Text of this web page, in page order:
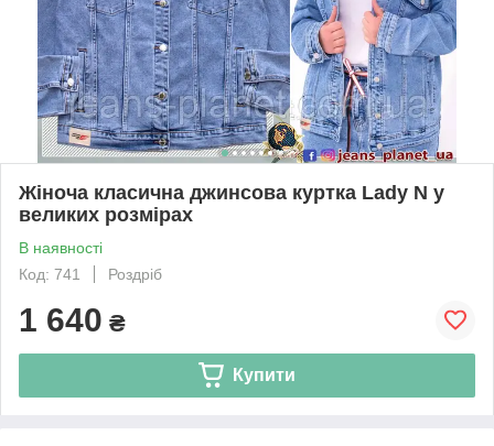
Жіноча класична джинсова куртка Lady N у
великих розмірах
В наявності
Код: 741
Роздріб
1 640 ₴
Купити